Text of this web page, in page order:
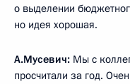
о выделении
но идея хорошая.
А.Мусевич: Мы с
просчитали за год.